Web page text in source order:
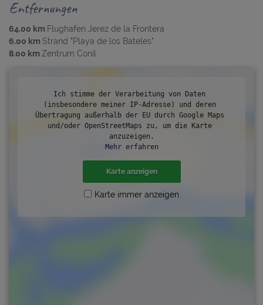
Entfernungen
64.00 km Flughafen Jerez de la Frontera
6.00 km Strand "Playa de los Bateles"
8.00 km Zentrum Conil
Ich stimme der Verarbeitung von Daten
(insbesondere meiner IP-Adresse) und deren
Übertragung außerhalb der EU durch Google Maps
und/oder OpenStreetMaps zu, um die Karte
anzuzeigen.
Mehr erfahren
Karte anzeigen
Karte immer anzeigen